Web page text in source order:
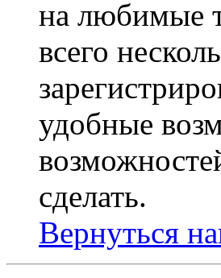
на любимые
всего
удобные
сделать.
Вернуться